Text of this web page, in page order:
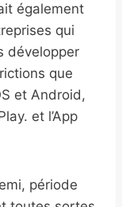
également
qui
développer
que
et Android,
et l’App
période